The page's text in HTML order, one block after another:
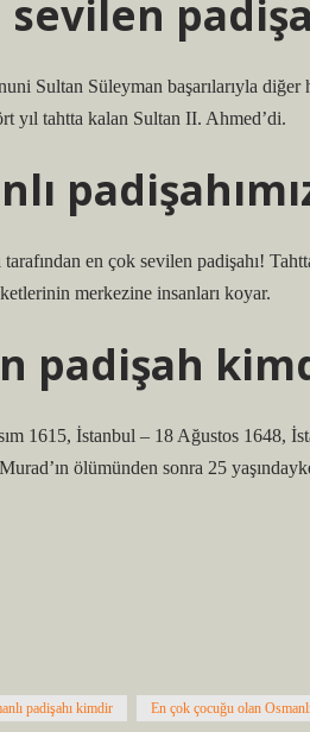
sevilen
Sultan Süleyman başarılarıyla diğer
yıl tahtta kalan Sultan II. Ahmed’di.
en çok sevilen padişahı!
merkezine insanları koyar.
padişah
ölümünden sonra 25
padişahı kimdir En çok çocuğu olan